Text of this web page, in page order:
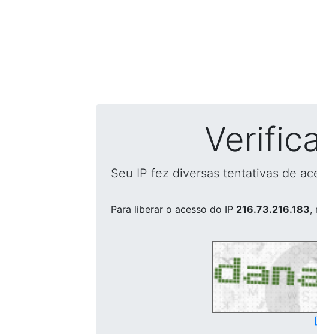
Seu IP fez diversas tentativas de
Para liberar o acesso do IP 216.73.216.183,